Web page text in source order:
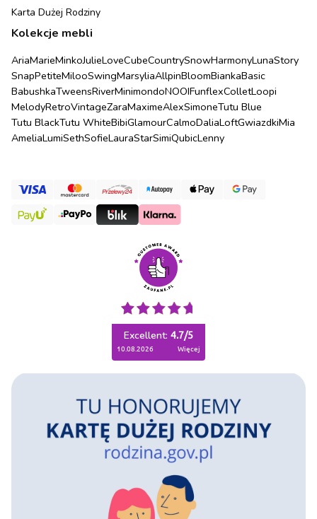
Karta Dużej Rodziny
Kolekcje mebli
AriaMarieMinkoJulieLoveCubeCountrySnowHarmonyLunaStory
SnapPetiteMilooSwingMarsyliaAllpinBloomBiankaBasic
BabushkaTweensRiverMinimondoNOOIFunflexColletLoopi
MelodyRetroVintageZaraMaximeAlexSimoneTutu Blue
Tutu BlackTutu WhiteBibiGlamourCalmoDaliaLoftGwiazdkiMia
AmeliaLumiSethSofieLauraStarSimiQubicLenny
Excellent: 4.7/5
10.08.2026 więcej